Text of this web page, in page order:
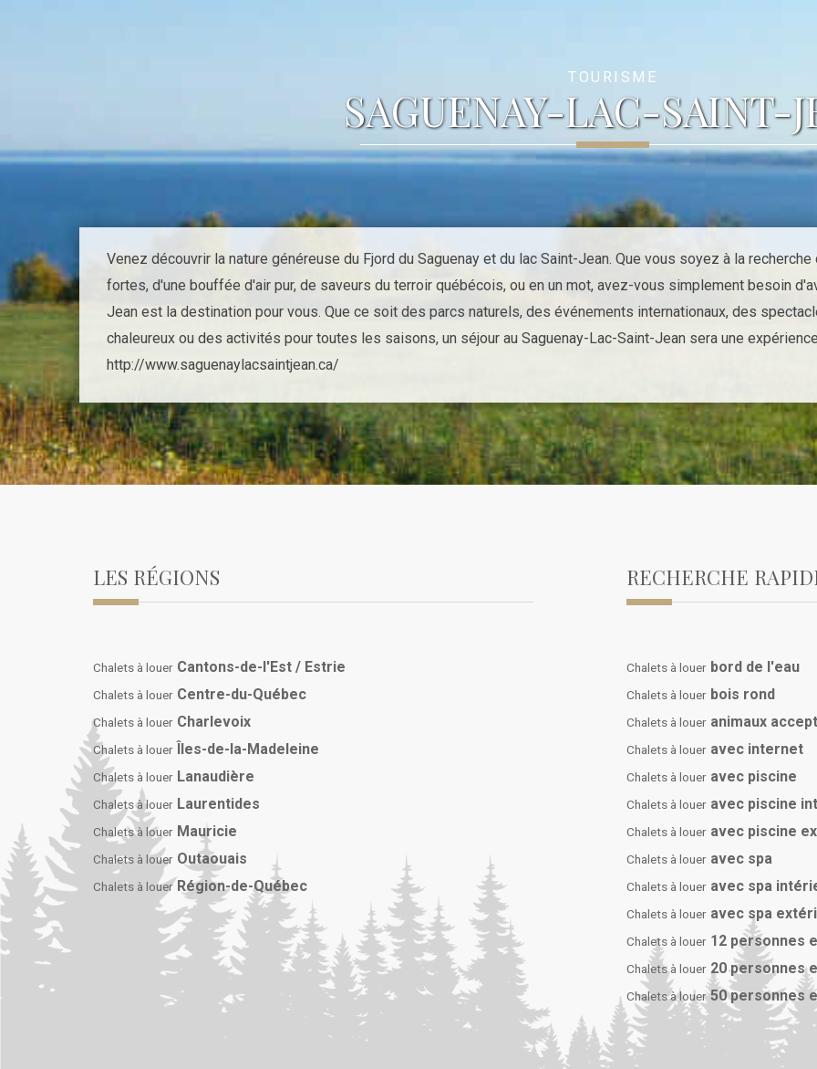
TOURISME
SAGUENAY-LAC-SAINT-
Venez découvrir la nature généreuse du Fjord du Saguenay et du lac Saint-Jean. Que vous soyez à la
fortes, d'une bouffée d'air pur, de saveurs du terroir québécois, ou en un mot, avez-vous simplement besoin
Jean est la destination pour vous. Que ce soit des parcs naturels, des événements internationaux, des
chaleureux ou des activités pour toutes les saisons, un séjour au Saguenay-Lac-Saint-Jean sera une
http://www.saguenaylacsaintjean.ca/
LES RÉGIONS
Chalets à louer Cantons-de-l'Est / Estrie
Chalets à louer Centre-du-Québec
Chalets à louer Charlevoix
Chalets à louer Îles-de-la-Madeleine
Chalets à louer Lanaudière
Chalets à louer Laurentides
Chalets à louer Mauricie
Chalets à louer Outaouais
Chalets à louer Région-de-Québec
RECHERCHE
Chalets à louer bord de l'eau
Chalets à louer bois rond
Chalets à louer animaux
Chalets à louer avec internet
Chalets à louer avec piscine
Chalets à louer avec piscine
Chalets à louer avec piscine
Chalets à louer avec spa
Chalets à louer avec spa
Chalets à louer avec spa
Chalets à louer 12 personnes
Chalets à louer 20 personnes
Chalets à louer 50 personnes